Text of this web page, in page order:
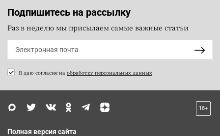
Подпишитесь на рассылку
Раз в неделю мы присылаем самые важные статьи
Я даю согласие на обработку персональных данных
18+
Полная версия сайта